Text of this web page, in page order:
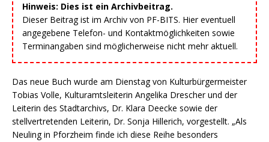
Hinweis: Dies ist ein Archivbeitrag.
Dieser Beitrag ist im Archiv von PF-BITS. Hier eventuell
angegebene Telefon- und Kontaktmöglichkeiten sowie
Terminangaben sind möglicherweise nicht mehr aktuell.
Das neue Buch wurde am Dienstag von Kulturbürgermeister
Tobias Volle, Kulturamtsleiterin Angelika Drescher und der
Leiterin des Stadtarchivs, Dr. Klara Deecke sowie der
stellvertretenden Leiterin, Dr. Sonja Hillerich, vorgestellt. „Als
Neuling in Pforzheim finde ich diese Reihe besonders